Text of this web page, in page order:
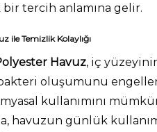
tercih anlamına gelir.
ile Temizlik Kolaylığı
Havuz, iç
oluşumunu
kullanımını
havuzun günlük